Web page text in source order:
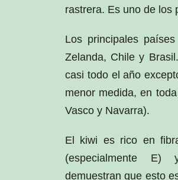
rastrera. Es uno de los
Los principales
Zelanda, Chile y
casi todo el año
menor medida, en
Vasco y Navarra).
El kiwi es rico en
(especialmente E)
demuestran que esto